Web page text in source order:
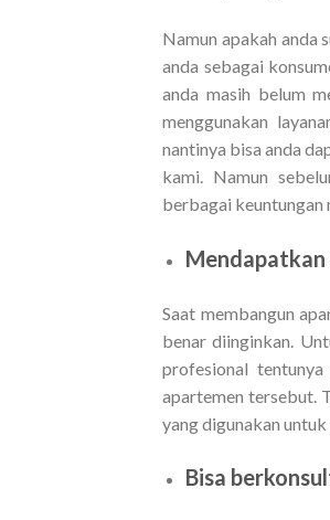
Namun apakah anda
anda sebagai
anda masih belum
menggunakan
nantinya bisa anda
kami. Namun
berbagai keuntungan
Saat membangun
benar diinginkan.
profesional
apartemen tersebut.
yang digunakan
Bisa